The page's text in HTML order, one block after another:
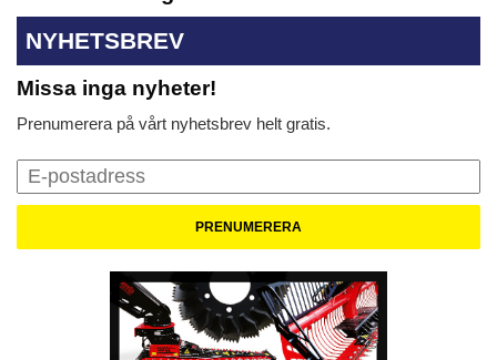
NYHETSBREV
Missa inga nyheter!
Prenumerera på vårt nyhetsbrev helt gratis.